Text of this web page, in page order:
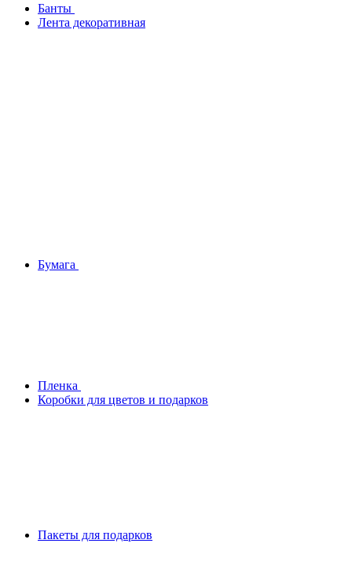
Банты
Лента декоративная
Бумага
Плeнка
Коробки для цветов и подарков
Пакеты для подарков